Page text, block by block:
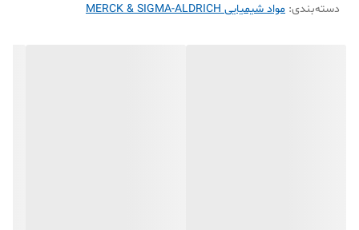
دسته‌بندی: مواد شیمیایی MERCK & SIGMA-ALDRICH